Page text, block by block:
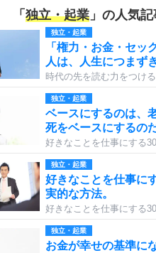
「 独立・起業 」の人気
独立・起業
「権力・お金・セッ
人は、人生につまず
時代の先を読む力をつけ
独立・起業
ベースにするのは、
死をベースにするのだ
好きなことを仕事にする
独立・起業
好きなことを仕事に
実的な方法。
好きなことを仕事にする
独立・起業
お金が幸せの基準に